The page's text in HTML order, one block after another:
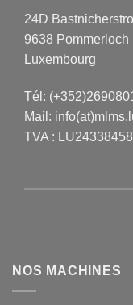
24D
9638 Pommerloch
Luxembourg
Tél:
Mail:
TVA : LU24338458
NOS MACHINES